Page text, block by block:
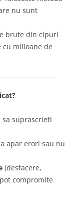
nu sunt
brute din cipuri
cu milioane de
sa suprascrieti
apar erori sau nu
(desfacere,
compromite